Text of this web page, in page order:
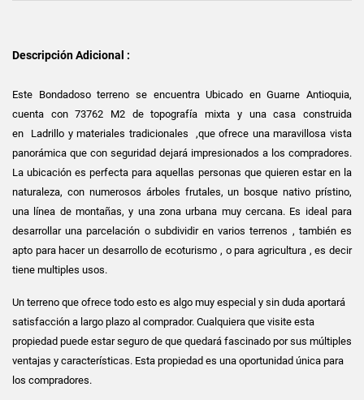
Descripción Adicional :
Este Bondadoso terreno se encuentra Ubicado en Guarne Antioquia,
cuenta con 73762 M2 de topografía mixta y una casa construida
en Ladrillo y materiales tradicionales ,que ofrece una maravillosa vista
panorámica que con seguridad dejará impresionados a los compradores.
La ubicación es perfecta para aquellas personas que quieren estar en la
naturaleza, con numerosos árboles frutales, un bosque nativo prístino,
una línea de montañas, y una zona urbana muy cercana. Es ideal para
desarrollar una parcelación o subdividir en varios terrenos , también es
apto para hacer un desarrollo de ecoturismo , o para agricultura , es decir
tiene multiples usos.
Un terreno que ofrece todo esto es algo muy especial y sin duda aportará
satisfacción a largo plazo al comprador. Cualquiera que visite esta
propiedad puede estar seguro de que quedará fascinado por sus múltiples
ventajas y características. Esta propiedad es una oportunidad única para
los compradores.